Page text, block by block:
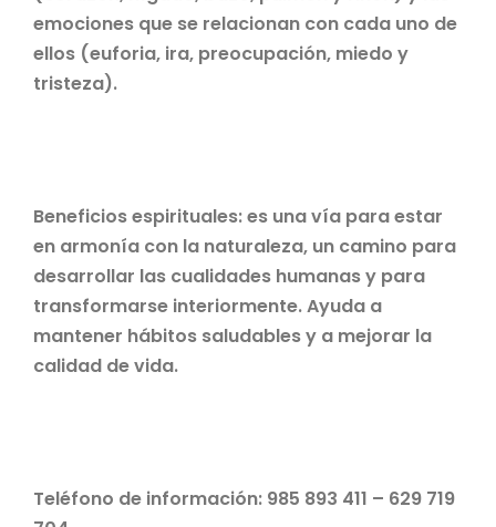
emociones que se relacionan con cada uno de
ellos (euforia, ira, preocupación, miedo y
tristeza).
Beneficios espirituales: es una vía para estar
en armonía con la naturaleza, un camino para
desarrollar las cualidades humanas y para
transformarse interiormente. Ayuda a
mantener hábitos saludables y a mejorar la
calidad de vida.
Teléfono de información: 985 893 411 – 629 719